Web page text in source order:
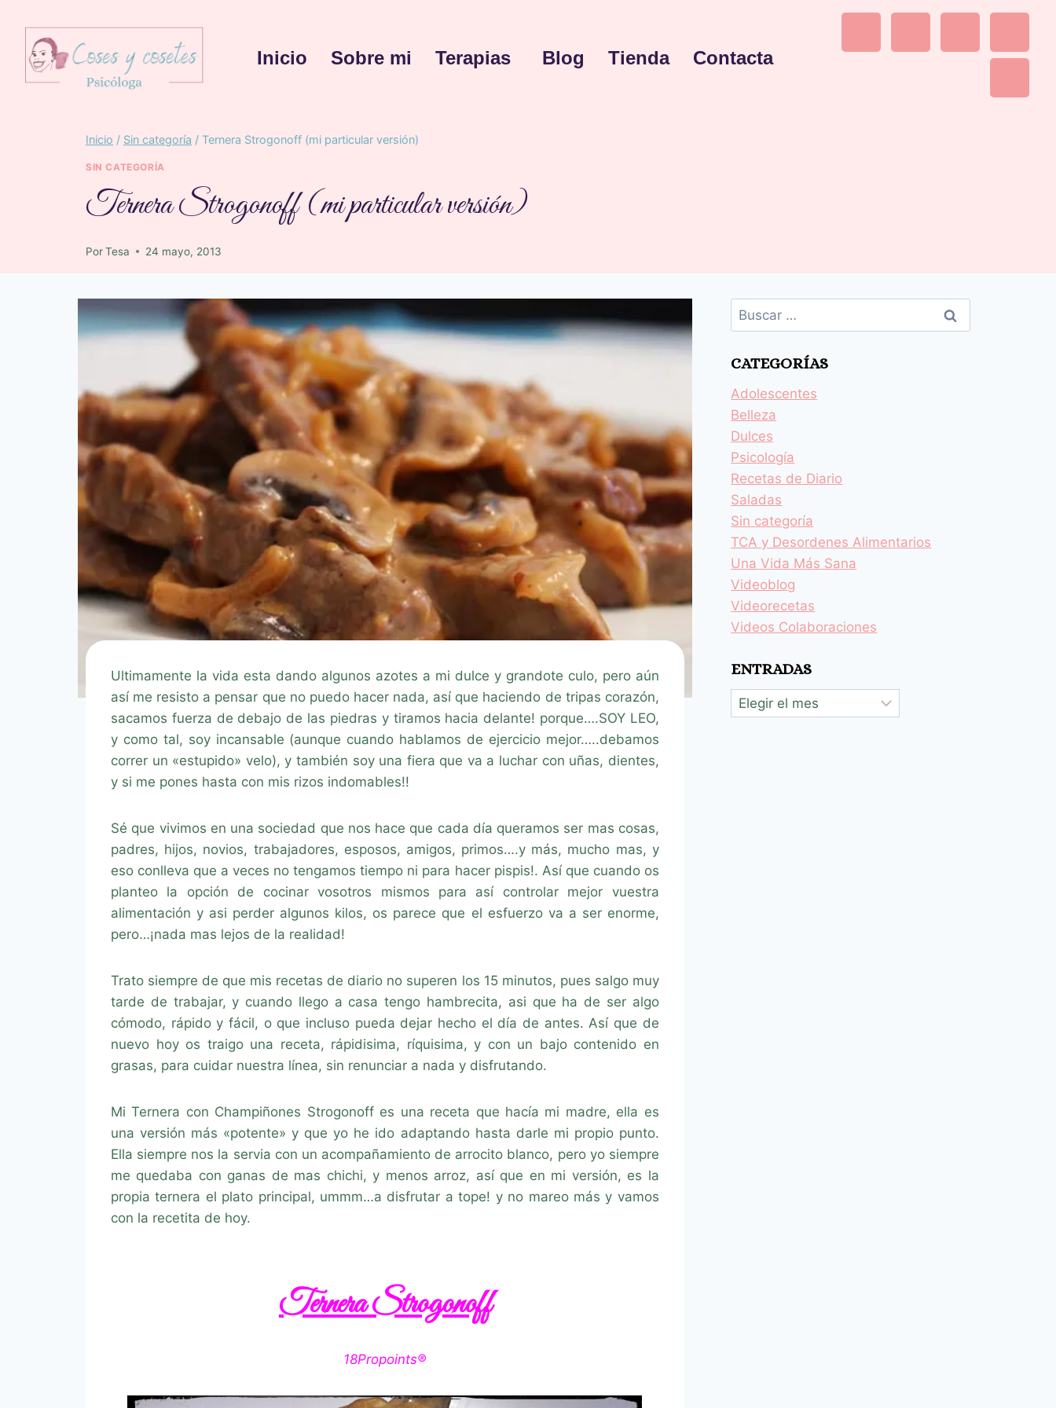
Inicio Sobre mi Terapias Blog Tienda Contacta
Inicio / Sin categoría / Ternera Strogonoff (mi particular versión)
SIN CATEGORÍA
Ternera Strogonoff (mi particular versión)
PorTesa 24 mayo, 2013
Ultimamente la vida esta dando algunos azotes a mi dulce y grandote culo, pero aún
así me resisto a pensar que no puedo hacer nada, así que haciendo de tripas corazón,
sacamos fuerza de debajo de las piedras y tiramos hacia delante! porque….SOY LEO,
y como tal, soy incansable (aunque cuando hablamos de ejercicio mejor…..debamos
correr un «estupido» velo), y también soy una fiera que va a luchar con uñas, dientes,
y si me pones hasta con mis rizos indomables!!
Sé que vivimos en una sociedad que nos hace que cada día queramos ser mas cosas,
padres, hijos, novios, trabajadores, esposos, amigos, primos….y más, mucho mas, y
eso conlleva que a veces no tengamos tiempo ni para hacer pispis!. Así que cuando os
planteo la opción de cocinar vosotros mismos para así controlar mejor vuestra
alimentación y asi perder algunos kilos, os parece que el esfuerzo va a ser enorme,
pero…¡nada mas lejos de la realidad!
Trato siempre de que mis recetas de diario no superen los 15 minutos, pues salgo muy
tarde de trabajar, y cuando llego a casa tengo hambrecita, asi que ha de ser algo
cómodo, rápido y fácil, o que incluso pueda dejar hecho el día de antes. Así que de
nuevo hoy os traigo una receta, rápidisima, ríquisima, y con un bajo contenido en
grasas, para cuidar nuestra línea, sin renunciar a nada y disfrutando.
Mi Ternera con Champiñones Strogonoff es una receta que hacía mi madre, ella es
una versión más «potente» y que yo he ido adaptando hasta darle mi propio punto.
Ella siempre nos la servia con un acompañamiento de arrocito blanco, pero yo siempre
me quedaba con ganas de mas chichi, y menos arroz, así que en mi versión, es la
propia ternera el plato principal, ummm…a disfrutar a tope! y no mareo más y vamos
con la recetita de hoy.
Ternera Strogonoff
18Propoints®
CATEGORÍAS
Adolescentes
Belleza
Dulces
Psicología
Recetas de Diario
Saladas
Sin categoría
TCA y Desordenes Alimentarios
Una Vida Más Sana
Videoblog
Videorecetas
Videos Colaboraciones
ENTRADAS